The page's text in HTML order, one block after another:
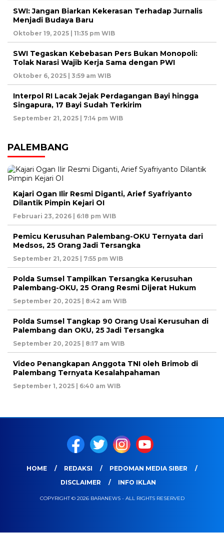
SWI: Jangan Biarkan Kekerasan Terhadap Jurnalis
Menjadi Budaya Baru
Oktober 19, 2025 | 11:35 pm WIB
SWI Tegaskan Kebebasan Pers Bukan Monopoli:
Tolak Narasi Wajib Kerja Sama dengan PWI
Oktober 6, 2025 | 3:59 am WIB
Interpol RI Lacak Jejak Perdagangan Bayi hingga
Singapura, 17 Bayi Sudah Terkirim
September 21, 2025 | 7:14 pm WIB
PALEMBANG
Kajari Ogan Ilir Resmi Diganti, Arief Syafriyanto
Dilantik Pimpin Kejari OI
Februari 23, 2026 | 6:18 pm WIB
Pemicu Kerusuhan Palembang-OKU Ternyata dari
Medsos, 25 Orang Jadi Tersangka
September 21, 2025 | 7:55 pm WIB
Polda Sumsel Tampilkan Tersangka Kerusuhan
Palembang-OKU, 25 Orang Resmi Dijerat Hukum
September 20, 2025 | 8:42 am WIB
Polda Sumsel Tangkap 90 Orang Usai Kerusuhan di
Palembang dan OKU, 25 Jadi Tersangka
September 20, 2025 | 8:17 am WIB
Video Penangkapan Anggota TNI oleh Brimob di
Palembang Ternyata Kesalahpahaman
September 1, 2025 | 6:40 am WIB
HOME REDAKSI
PEDOMAN MEDIA SIBER
DISCLAIMER
INFO IKLAN
COPYRIGHT © 2026 BARANEWS - ALL RIGHTS RESERVED